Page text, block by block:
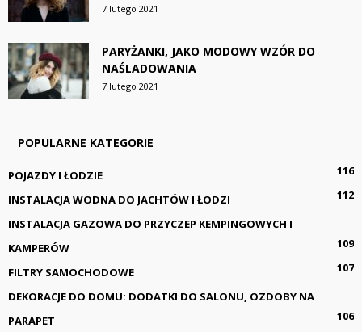
7 lutego 2021
PARYŻANKI, JAKO MODOWY WZÓR DO
NAŚLADOWANIA
7 lutego 2021
POPULARNE KATEGORIE
POJAZDY I ŁODZIE
116
INSTALACJA WODNA DO JACHTÓW I ŁODZI
112
INSTALACJA GAZOWA DO PRZYCZEP KEMPINGOWYCH I
KAMPERÓW
109
FILTRY SAMOCHODOWE
107
DEKORACJE DO DOMU: DODATKI DO SALONU, OZDOBY NA
PARAPET
106